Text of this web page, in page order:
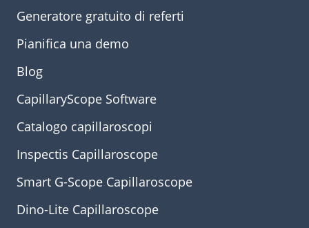
Generatore gratuito di referti
Pianifica una demo
Blog
CapillaryScope Software
Catalogo capillaroscopi
Inspectis Capillaroscope
Smart G-Scope Capillaroscope
Dino-Lite Capillaroscope